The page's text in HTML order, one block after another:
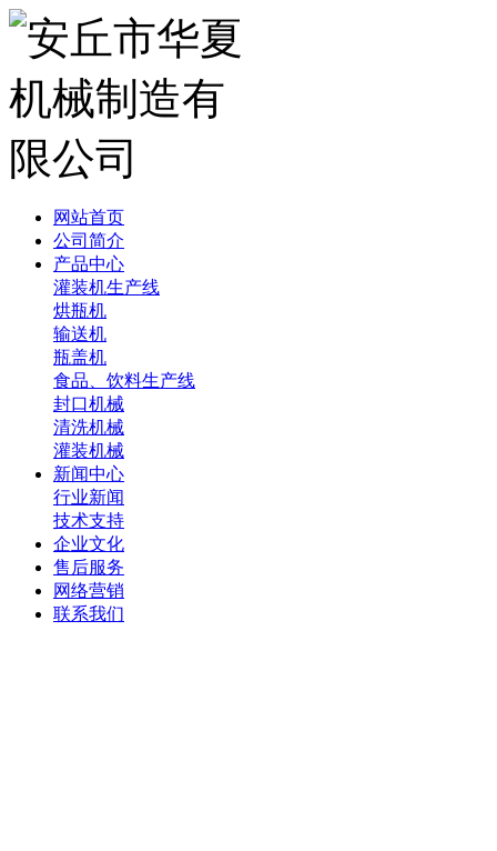
网站首页
公司简介
产品中心
灌装机生产线
烘瓶机
输送机
瓶盖机
食品、饮料生产线
封口机械
清洗机械
灌装机械
新闻中心
行业新闻
技术支持
企业文化
售后服务
网络营销
联系我们